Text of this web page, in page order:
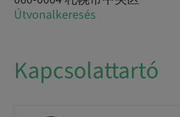
Útvonalkeresés
Kapcsolattartó